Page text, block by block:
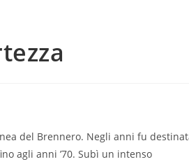
del Brennero. Negli anni fu
agli anni ’70. Subì un intenso